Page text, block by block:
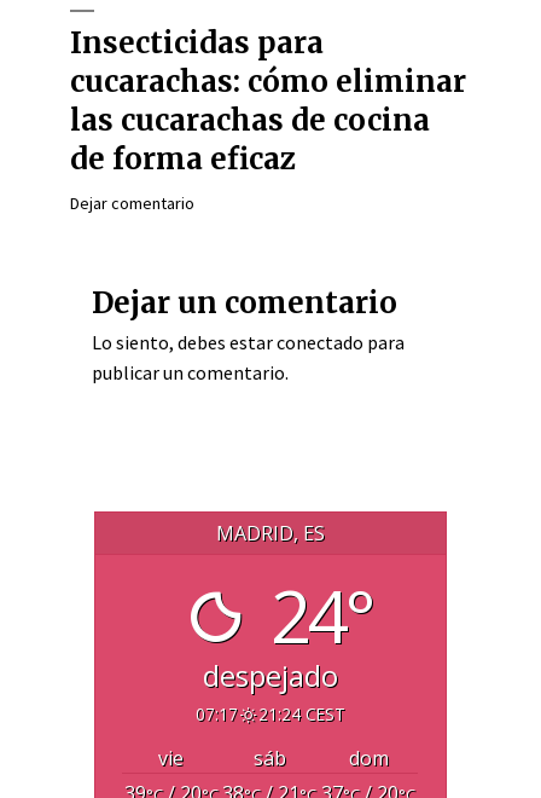
Insecticidas para
cucarachas: cómo eliminar
las cucarachas de cocina
de forma eficaz
Dejar comentario
Dejar un comentario
Lo siento, debes estarconectado para
publicar un comentario.
MADRID, ES
24°
despejado
07:17 21:24 CEST
vie sáb
dom